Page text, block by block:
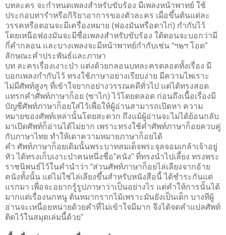
บทละคร จะกำหนดเพลงสำหรับขับร้อง มีเพลงหน้าพาทย์ ใช้
ประกอบท่ารำหรือกิริยาอาการของตัวละคร เมื่อขึ้นต้นแต่ละ
วรรคหรือตอนจะมีเครื่องหมาย (ฟองมันหรือตาไก่) กำกับไว้
โดยเหนือฟองมันจะมีชื่อเพลงสำหรับขับร้อง ใต้ตอนจะบอกว่ามี
กี่คำกลอน และบางเพลงจะมีหน้าพาทย์กำกับเช่น “ฯ๒ฯ โอด”
ลักษณะคำประพันธ์และภาษา
บท ละครเรื่องเงาะป่า แต่งด้วยกลอนบทละครตลอดทั้งเรื่อง มี
บอกเพลงกำกับไว้ ทรงใช้ภาษาอย่างเรียบง่าย มีความไพเราะ
ไม่มีศัพท์สูงๆ ที่เข้าใจยากอย่างวรรณคดีทั่วไป แต่ได้ทรงสอด
แทรกคำศัพท์ภาษาก็อย (ซาไก) ไว้โดยตลอด ก่อนถึงเนื้อเรื่องมี
บัญชีศัพท์ภาษาก็อยใส่ไว้เพื่อให้ผู้อ่านสามารถเปิดหา ความ
หมายของศัพท์เหล่านั้นโดยสะดวก ถึงแม้ผู้อ่านจะไม่ได้ย้อนกลับ
มาเปิดศัพท์ก็อ่านได้ไม่ยาก เพราะทรงใช้คำศัพท์ภาษาก็อยควบคู่
กับภาษาไทย ทำให้เดาความหมายภาษาก็อยได้
คำ ศัพท์ภาษาก็อยเดิมนั้นพระบาทสมเด็จพระจุลจอมเกล้าเจ้าอยู่
หัว ได้ทรงเก็บเงาะป่าคนหนึ่งชื่อ”คนัง” ที่ทรงนำไปเลี้ยง ทรงพระ
ราชนิพนธ์ไว้ในคำนำว่า “ส่วนศัพท์ภาษาก็อยไล่เลียงจากอ้าย
คนังทั้งนั้น แต่ไม่ใช่ไล่เลียงขึ้นสำหรับหนังสือนี้ ได้ชำระกันแต่
แรกมา เพื่อจะอยากรู้รูปภาษาว่าเป็นอย่างไร แต่คำให้การนั้นได้
มากแต่เรื่องนกหนู ต้นหมากรากไม้เพราะมันยังเป็นเด็ก บางทีผู้
อ่านจะเหนื่อยหน่ายด้วยคำที่ไม่เข้าใจมีมาก จึงได้จดคำแปลศัพท์
ติดไว้ในสมุดเล่มนี้ด้วย”